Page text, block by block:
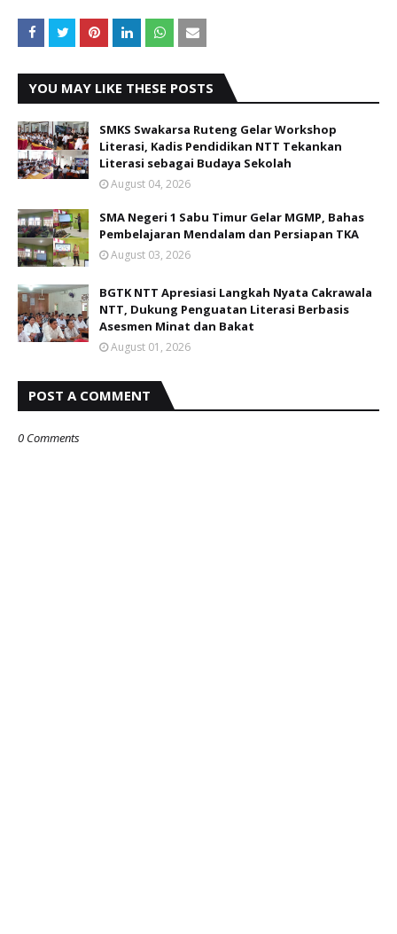
YOU MAY LIKE THESE POSTS
SMKS Swakarsa Ruteng Gelar Workshop
Literasi, Kadis Pendidikan NTT Tekankan
Literasi sebagai Budaya Sekolah
August 04, 2026
SMA Negeri 1 Sabu Timur Gelar MGMP, Bahas
Pembelajaran Mendalam dan Persiapan TKA
August 03, 2026
BGTK NTT Apresiasi Langkah Nyata Cakrawala
NTT, Dukung Penguatan Literasi Berbasis
Asesmen Minat dan Bakat
August 01, 2026
POST A COMMENT
0 Comments